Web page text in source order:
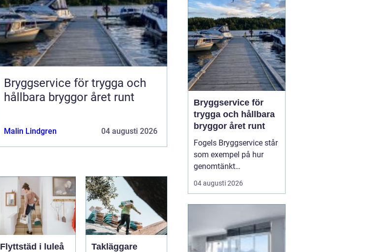
Bryggservice för trygga och
hållbara bryggor året runt
Malin Lindgren 04 augusti 2026
Flyttstäd i luleå
Takläggare
stort fokus på
säkerhet....
Bryggservice för
trygga och hållbara
bryggor året runt
Fogels Bryggservice står
som exempel på hur
genomtänkt
bryggservice kan
förvandla en brygga från
lösning för både båtliv
och bad. Bryggserv...
04 augusti 2026